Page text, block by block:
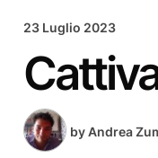
23 Luglio 2023
by Andrea